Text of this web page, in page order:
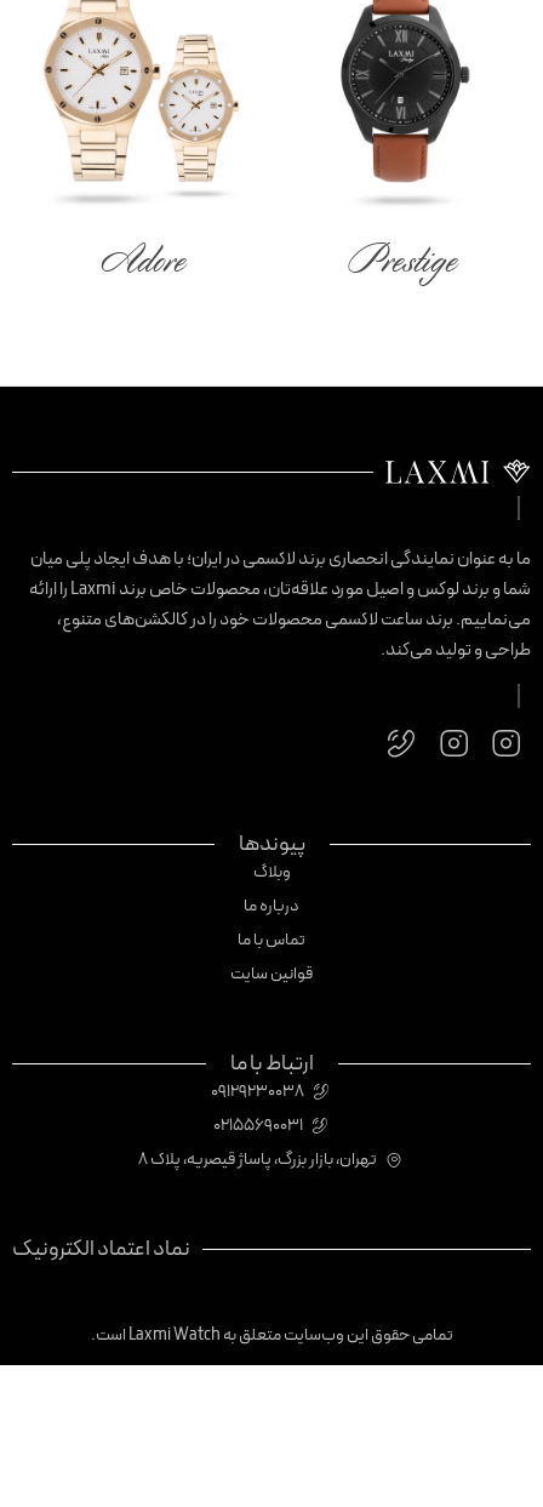
Prestige
Adore
به عنوان نمایندگی انحصاری برند لاکسمی در ایران؛ با هدف ایجاد پلی میان
شما و برند لوکس و اصیل مورد علاقه‌تان، محصولات خاص برند Laxmi را ارائه
برند ساعت لاکسمی محصولات خود را در کالکشن‌های متنوع،
و تولید می‌کند.
پیوندها
وبلاگ
درباره ما
تماس با ما
قوانین سایت
ارتباط با ما
09129230038
02155690031
تهران، بازار بزرگ، پاساژ قیصریه، پلاک 8
نماد اعتماد الکترونیک
تمامی حقوق این وب‌سایت متعلق به Laxmi Watch است.